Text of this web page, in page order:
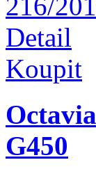
Detail
Koupit
G450